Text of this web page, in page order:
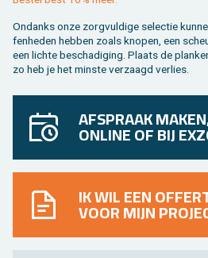
On­danks onze zorg­vul­di­ge se­lec­tie
fen­he­den heb­ben zoals kno­pen, een
een lich­te be­scha­di­ging. Plaats de
zo heb je het min­ste ver­zaagd ver­lies.
AFSPRAAK
ONLINE OF BIJ
IK WIL EEN
VOOR MIJN